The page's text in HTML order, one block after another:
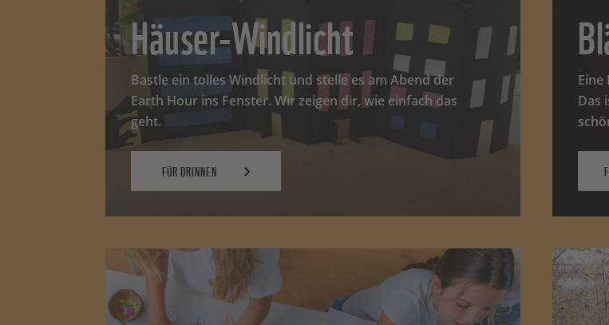
Häuser-Windlicht
Bastle ein tolles Windlicht und stelle es am Abend der
Earth Hour ins Fenster. Wir zeigen dir, wie einfach das
geht.
FÜR DRINNEN
Eine
Das